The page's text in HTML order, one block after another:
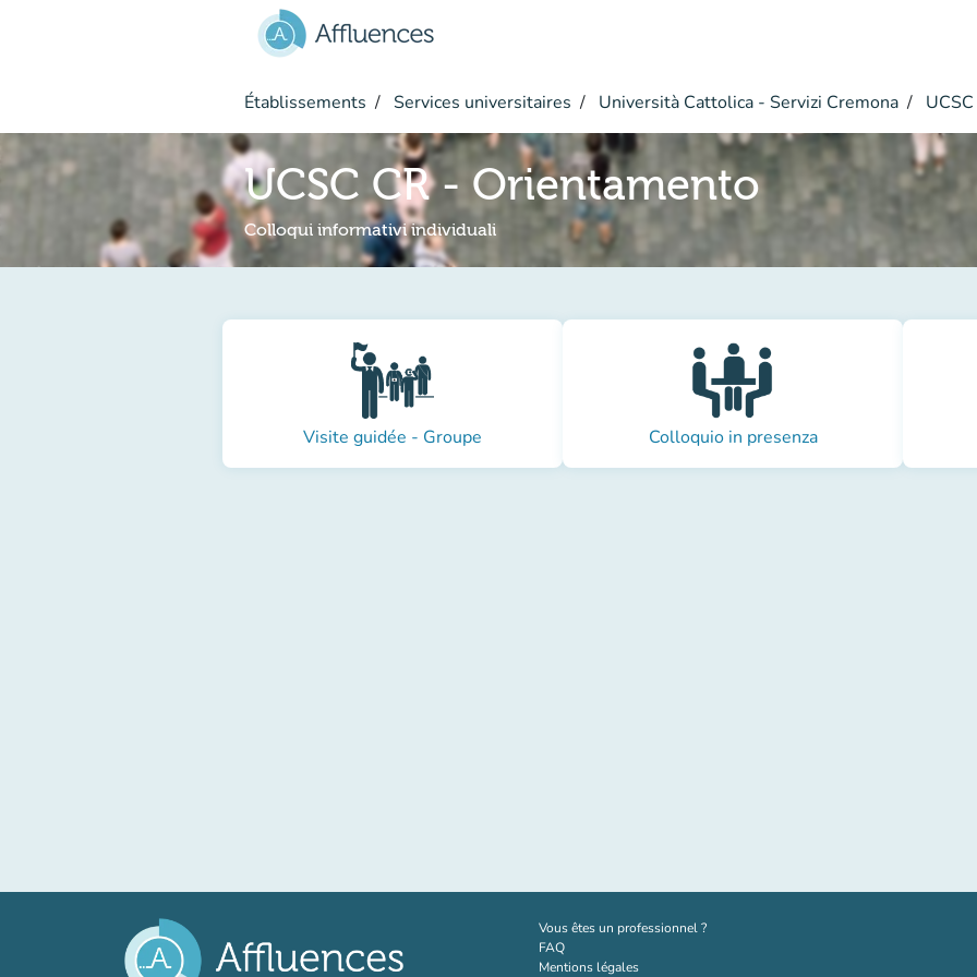
Établissements Services universitaires Università Cattolica - Servizi Cremona
UCSC CR - Orientamento
Colloqui informativi individuali
Visite guidée - Groupe Colloquio in presenza
Vous êtes un professionnel ?(nouvel onglet)
FAQ
Mentions légales